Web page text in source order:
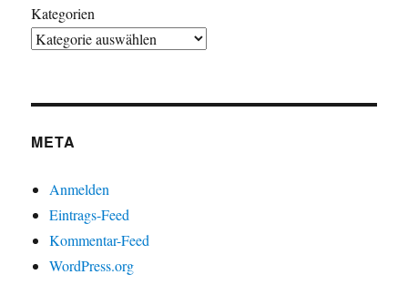
Kategorien
META
Anmelden
Eintrags-Feed
Kommentar-Feed
WordPress.org